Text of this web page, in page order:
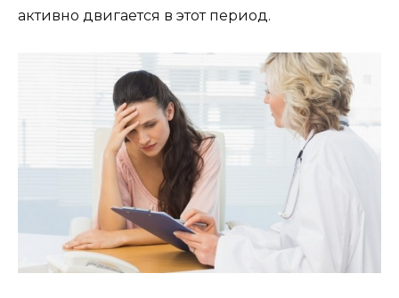
активно двигается в этот период.